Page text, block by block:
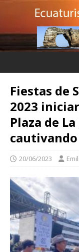
Fiestas de
2023
Plaza de
20/06/2023